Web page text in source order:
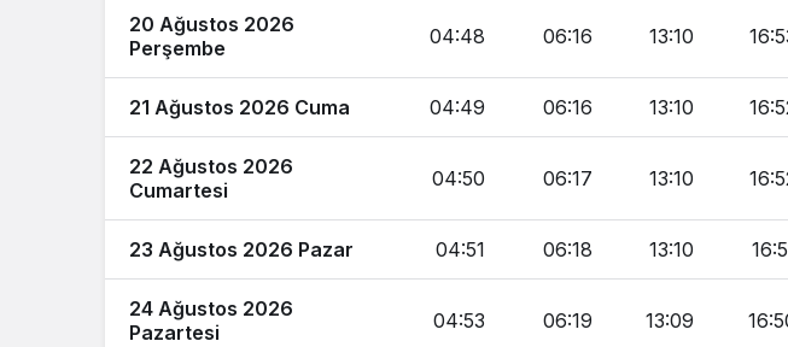
20 Ağustos 2026
Perşembe
04:48 06:16 13:10
21 Ağustos 2026 Cuma 04:49 06:16 13:10
22 Ağustos 2026
Cumartesi
04:50 06:17 13:10
23 Ağustos 2026 Pazar 04:51 06:18 13:10
24 Ağustos 2026
Pazartesi
04:53 06:19 13:09